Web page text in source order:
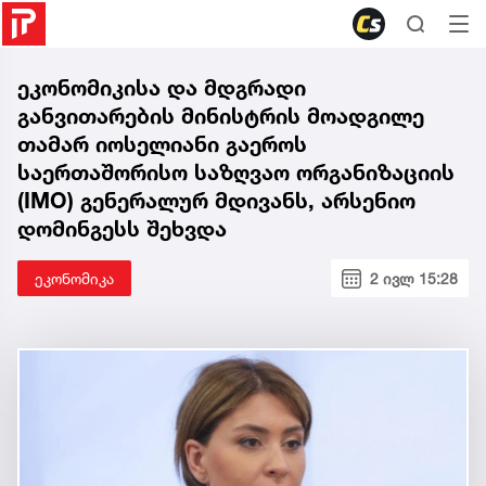
ეკონომიკისა და მდგრადი
განვითარების მინისტრის მოადგილე
თამარ იოსელიანი გაეროს
საერთაშორისო საზღვაო ორგანიზაციის
(IMO) გენერალურ მდივანს, არსენიო
დომინგესს შეხვდა
ეკონომიკა 2 ივლ 15:28